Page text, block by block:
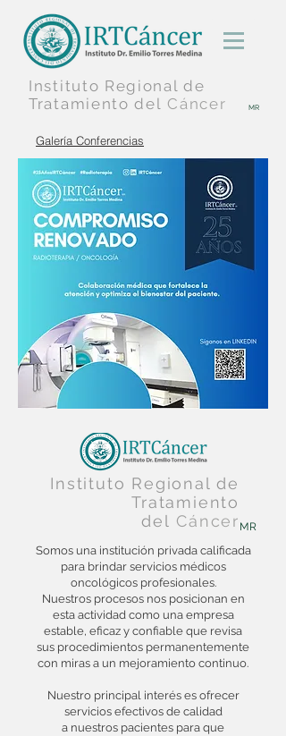
Instituto Regionalde
Tratamientodel Cáncer MR
Galería Conferencias
Instituto Regionalde
Tratamiento
del Cáncer MR
Somos una institución privada calificada
para brindar servicios médicos
oncológicos profesionales.
Nuestros procesos nos posicionan en
esta actividad como una empresa
estable, eficaz y confiable que revisa
sus procedimientos permanentemente
con miras a un mejoramiento continuo.
Nuestro principal interés es ofrecer
servicios efectivos de calidad
a nuestros pacientes para que